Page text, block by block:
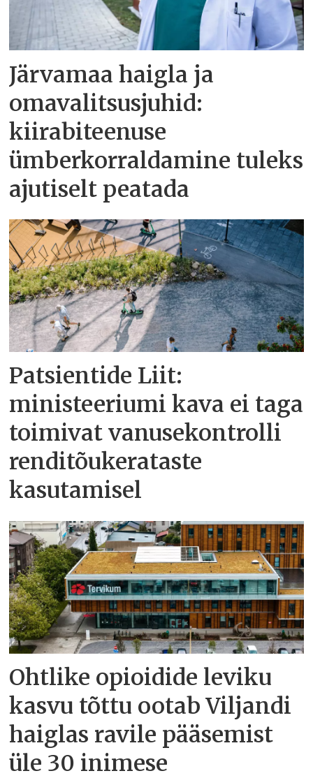
Järvamaa haigla ja
omavalitsusjuhid:
kiirabiteenuse
ümberkorraldamine tuleks
ajutiselt peatada
Patsientide Liit:
ministeeriumi kava ei taga
toimivat vanusekontrolli
renditõukerataste
kasutamisel
Ohtlike opioidide leviku
kasvu tõttu ootab Viljandi
haiglas ravile pääsemist
üle 30 inimese